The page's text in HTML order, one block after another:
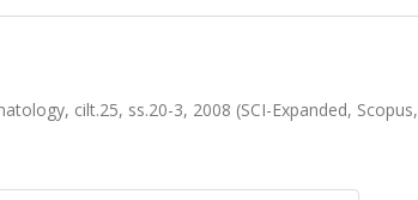
cilt.25, ss.20-3, 2008 (SCI-Expanded, Scopus,